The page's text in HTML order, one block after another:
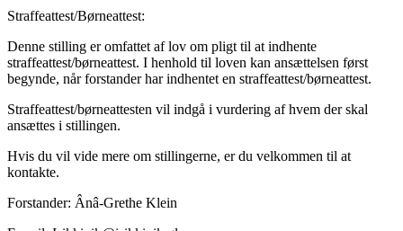
Straffeattest/Børneattest:
Denne stilling er omfattet af lov om pligt til at indhente
straffeattest/børneattest. I henhold til loven kan ansættelsen først
begynde, når forstander har indhentet en straffeattest/børneattest.
Straffeattest/børneattesten vil indgå i vurdering af hvem der skal
ansættes i stillingen.
Hvis du vil vide mere om stillingerne, er du velkommen til at
kontakte.
Forstander: Ânâ-Grethe Klein